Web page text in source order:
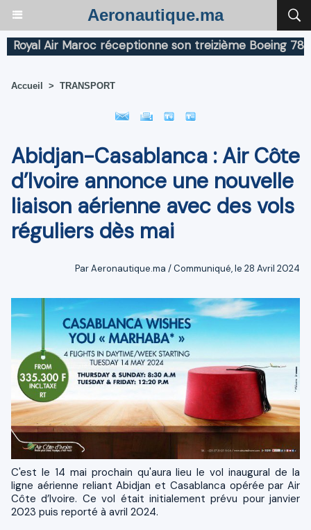
Aeronautique.ma
Air Maroc réceptionne son treizième Boeing 787
Accueil > TRANSPORT
Abidjan-Casablanca : Air Côte
d’Ivoire annonce une nouvelle
liaison aérienne avec des vols
réguliers dès mai
Par Aeronautique.ma / Communiqué, le 28 Avril 2024
C'est le 14 mai prochain qu'aura lieu le vol inaugural de la
ligne aérienne reliant Abidjan et Casablanca opérée par Air
Côte d’Ivoire. Ce vol était initialement prévu pour janvier
2023 puis reporté à avril 2024.